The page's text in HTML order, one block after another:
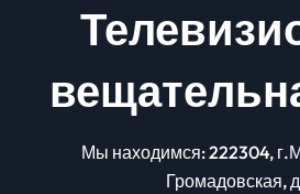
Мы находимся: 222304,
Громадовская,